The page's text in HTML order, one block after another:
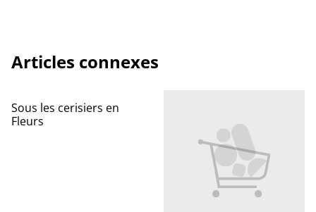
Articles connexes
Sous les cerisiers en
Fleurs